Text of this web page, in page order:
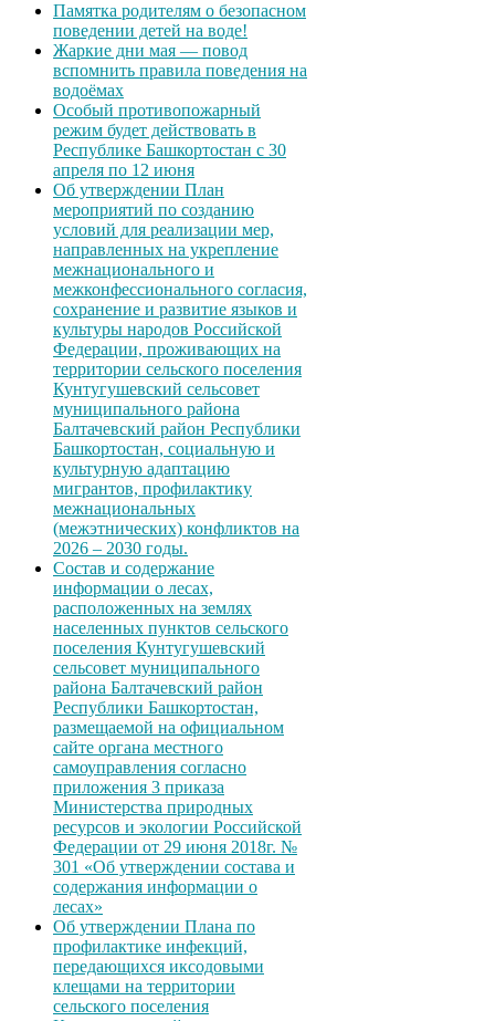
Памятка родителям о безопасном
поведении детей на воде!
Жаркие дни мая — повод
вспомнить правила поведения на
водоёмах
Особый противопожарный
режим будет действовать в
Республике Башкортостан с 30
апреля по 12 июня
Об утверждении План
мероприятий по созданию
условий для реализации мер,
направленных на укрепление
межнационального и
межконфессионального согласия,
сохранение и развитие языков и
культуры народов Российской
Федерации, проживающих на
территории сельского поселения
Кунтугушевский сельсовет
муниципального района
Балтачевский район Республики
Башкортостан, социальную и
культурную адаптацию
мигрантов, профилактику
межнациональных
(межэтнических) конфликтов на
2026 – 2030 годы.
Состав и содержание
информации о лесах,
расположенных на землях
населенных пунктов сельского
поселения Кунтугушевский
сельсовет муниципального
района Балтачевский район
Республики Башкортостан,
размещаемой на официальном
сайте органа местного
самоуправления согласно
приложения 3 приказа
Министерства природных
ресурсов и экологии Российской
Федерации от 29 июня 2018г. №
301 «Об утверждении состава и
содержания информации о
лесах»
Об утверждении Плана по
профилактике инфекций,
передающихся иксодовыми
клещами на территории
сельского поселения